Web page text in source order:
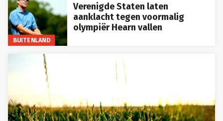
BUITENLAND
Verenigde Staten laten
aanklacht tegen voormalig
olympiër Hearn vallen